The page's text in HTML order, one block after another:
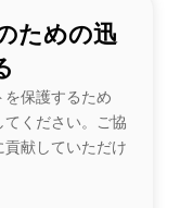
ための迅
保護するため
ください。ご協
献していただけ